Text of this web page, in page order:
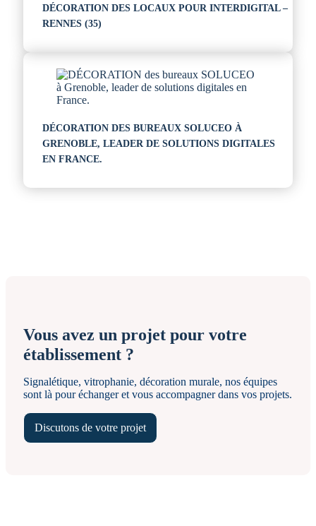
DÉCORATION DES LOCAUX POUR INTERDIGITAL –
RENNES (35)
DÉCORATION DES BUREAUX SOLUCEO À
GRENOBLE, LEADER DE SOLUTIONS DIGITALES
EN FRANCE.
Vous avez un projet pour votre
établissement ?
Signalétique, vitrophanie, décoration murale, nos équipes
sont là pour échanger et vous accompagner dans vos projets.
Discutons de votre projet